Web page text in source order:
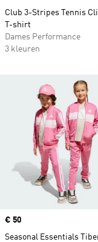
Club 3-Stripes Tennis
T-shirt
Dames Performance
3 kleuren
Price
€ 50
Seasonal Essentials